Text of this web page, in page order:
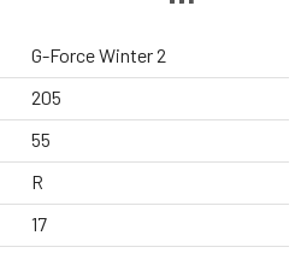
G-Force Winter 2
205
55
R
17